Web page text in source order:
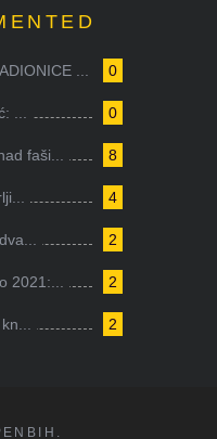
0
...
0
...
8
faši...
4
2
2
2021:...
2